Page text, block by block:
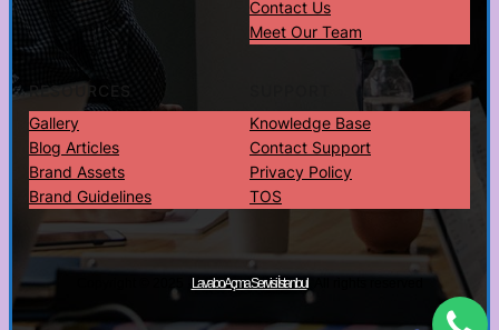
Contact Us
Meet Our Team
RESOURCES
Gallery
Blog Articles
Brand Assets
Brand Guidelines
Knowledge Base
Contact Support
Privacy Policy
TOS
Lavabo Açma Servisi İstanbul· All rights reserved